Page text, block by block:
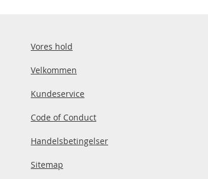
Vores hold
Velkommen
Kundeservice
Code of Conduct
Handelsbetingelser
Sitemap